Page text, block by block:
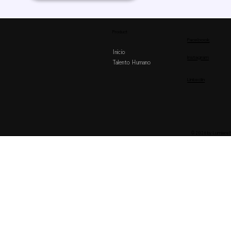
Inicio
Talento Humano